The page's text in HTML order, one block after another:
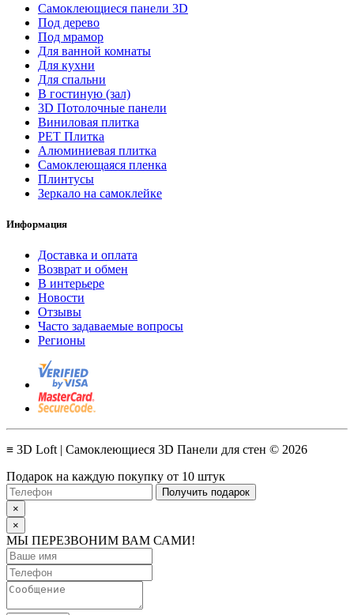
Самоклеющиеся панели 3D
Под дерево
Под мрамор
Для ванной комнаты
Для кухни
Для спальни
В гостиную (зал)
3D Потолочные панели
Виниловая плитка
PET Плитка
Алюминиевая плитка
Самоклеющаяся пленка
Плинтусы
Зеркало на самоклейке
Информация
Доставка и оплата
Возврат и обмен
В интерьере
Новости
Отзывы
Часто задаваемые вопросы
Регионы
≡ 3D Loft | Самоклеющиеся 3D Панели для стен © 2026
Подарок на каждую покупку от 10 штук
Получить подарок
×
×
МЫ ПЕРЕЗВОНИМ ВАМ САМИ!